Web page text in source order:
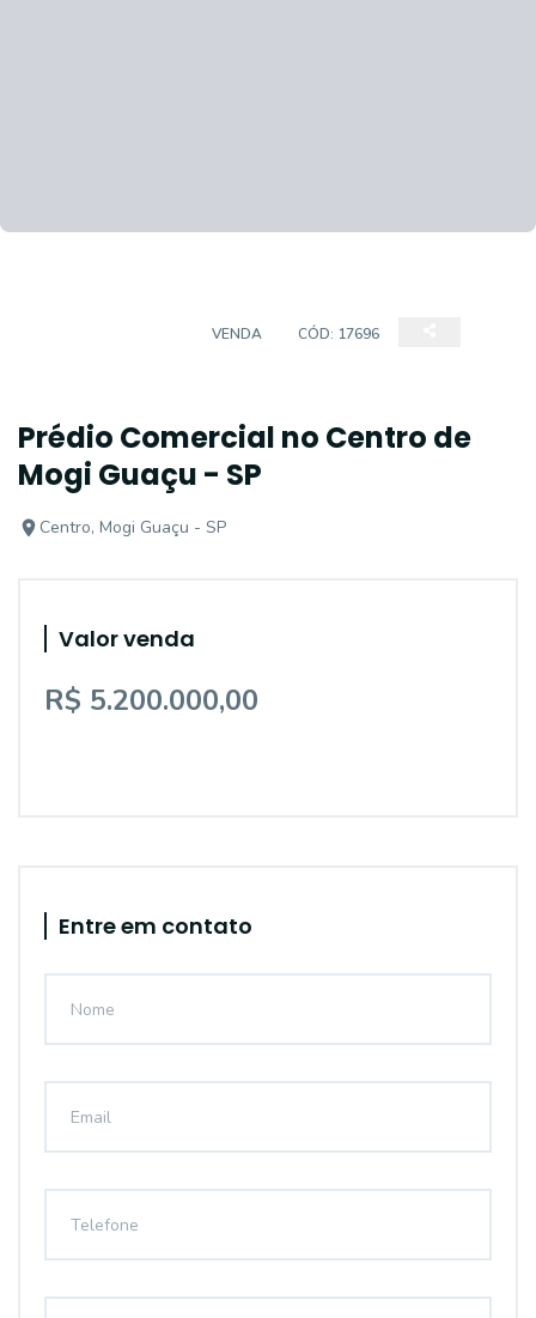
VENDA CÓD: 17696
Prédio Comercial no Centro de
Mogi Guaçu - SP
Centro, Mogi Guaçu - SP
Valor venda
R$ 5.200.000,00
Entre em contato